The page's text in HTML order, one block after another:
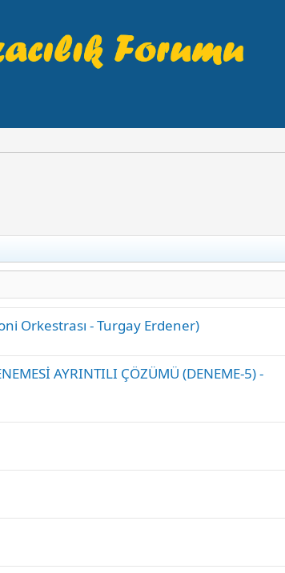
Orkestrası - Turgay Erdener)
AYRINTILI ÇÖZÜMÜ (DENEME-5) -